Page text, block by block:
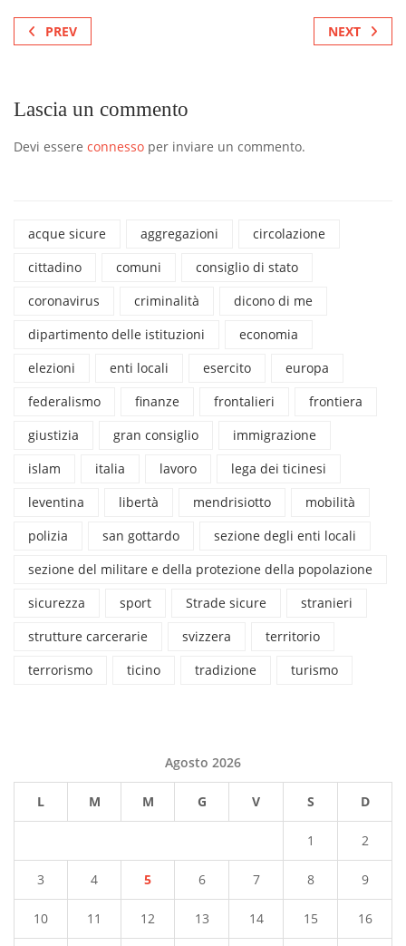
PREV NEXT
Lascia un commento
Devi essere connesso per inviare un commento.
acque sicure aggregazioni
circolazione
cittadino
comuni
consiglio di stato
coronavirus
criminalità
dicono di me
dipartimento delle istituzioni
economia
elezioni
enti locali esercito
europa
federalismo
finanze frontalieri
frontiera
giustizia
gran consiglio
immigrazione
islam
italia lavoro
lega dei ticinesi
leventina
libertà mendrisiotto
mobilità
polizia
san gottardo
sezione degli enti locali
sezione del militare e della protezione della popolazione
sicurezza
sport Strade sicure
stranieri
strutture carcerarie
svizzera
territorio
terrorismo
ticino tradizione turismo
Agosto 2026
L M M G V S D
1 2
3 4 5 6 7 8 9
10 11 12 13 14 15 16